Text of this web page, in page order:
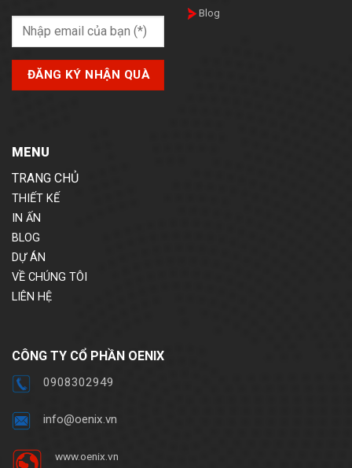
Blog
MENU
TRANG CHỦ
THIẾT KẾ
IN ẤN
BLOG
DỰ ÁN
VỀ CHÚNG TÔI
LIÊN HỆ
CÔNG TY CỔ PHẦN OENIX
0908302949
info@oenix.vn
www.oenix.vn